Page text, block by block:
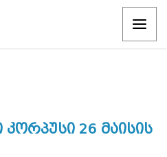
26 Მაისის